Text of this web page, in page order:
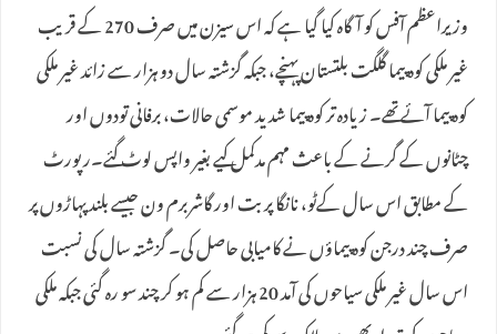
وزیراعظم آفس کو آگاہ کیا گیا ہے کہ اس سیزن میں صرف 270 کے قریب
غیر ملکی کوہ پیما گلگت بلتستان پہنچے، جبکہ گزشتہ سال دو ہزار سے زائد غیر ملکی
کوہ پیما آئے تھے۔ زیادہ تر کوہ پیما شدید موسمی حالات، برفانی تودوں اور
چٹانوں کے گرنے کے باعث مہم مدکمل کیے بغیر واپس لوٹ گئے۔رپورٹ
کے مطابق اس سال کےٹو، نانگا پربت اور گاشربرم ون جیسے بلند پہاڑوں پر
صرف چند درجن کوہ پیماؤں نے کامیابی حاصل کی۔ گزشتہ سال کی نسبت
اس سال غیر ملکی سیاحوں کی آمد 20 ہزار سے کم ہو کر چند سو رہ گئی جبکہ ملکی